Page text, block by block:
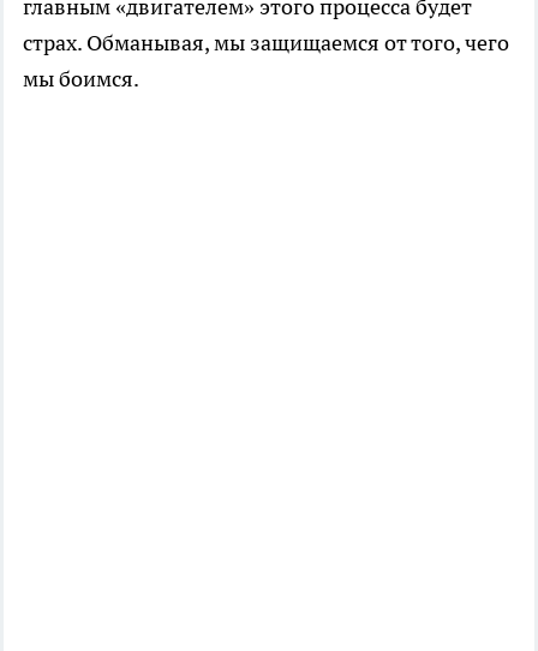
главным «двигателем» этого процесса будет
страх. Обманывая, мы защищаемся от того, чего
мы боимся.